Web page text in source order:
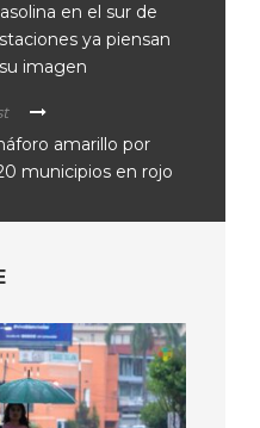
en el sur de
ya piensan
imagen
amarillo por
municipios en rojo